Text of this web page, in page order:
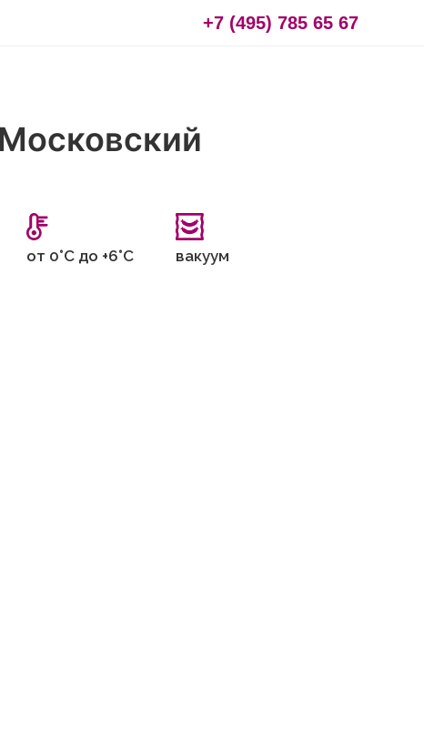
+7 (495) 785 65 67
от 0°С до +6°С вакуум